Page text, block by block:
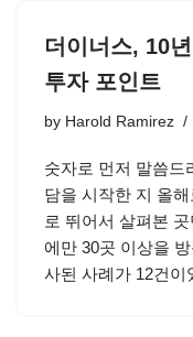
더이너스, 10
투자 포인트
by Harold Ramirez
숫자로 먼저 말씀드
담을 시작한 지 올
로 뛰어서 살펴본
에만 30곳 이상을
사된 사례가 12건